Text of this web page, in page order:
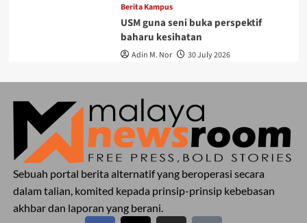
Berita Kampus
USM guna seni buka perspektif
baharu kesihatan
Adin M. Nor 30 July 2026
Sebuah portal berita alternatif yang beroperasi secara
dalam talian, komited kepada prinsip-prinsip kebebasan
akhbar dan laporan yang berani.